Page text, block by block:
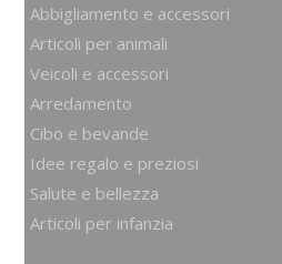
Abbigliamento e accessori
Articoli per animali
Veicoli e accessori
Arredamento
Cibo e bevande
Idee regalo e preziosi
Salute e bellezza
Articoli per infanzia